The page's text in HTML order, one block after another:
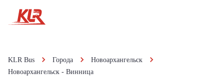
KLR Bus Города
Новоархангельск
Новоархангельск - Винница